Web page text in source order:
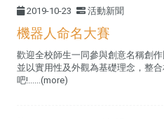
2019-10-23 活動新聞
機器人命名大賽
歡迎全校師生一同參與創意名稱創
並以實用性及外觀為基礎理念，整
吧!......(more)